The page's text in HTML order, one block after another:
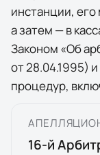
инстанции,
а затем — в
Законом «Об
от 28.04.1995)
процедур,
16-й